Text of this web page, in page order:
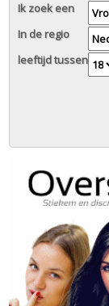
Ik zoek een
In de regio
leeftijd tussen